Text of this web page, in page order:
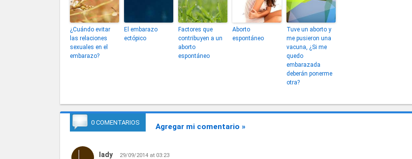
¿Cuándo evitar
las relaciones
sexuales en el
embarazo?
El embarazo
ectópico
Factores que
contribuyen a un
aborto
espontáneo
Aborto
espontáneo
Tuve un aborto y
me pusieron una
vacuna, ¿Si me
quedo
embarazada
deberán ponerme
otra?
0 COMENTARIOS Agregar mi comentario »
lady 29/09/2014 at 03:23